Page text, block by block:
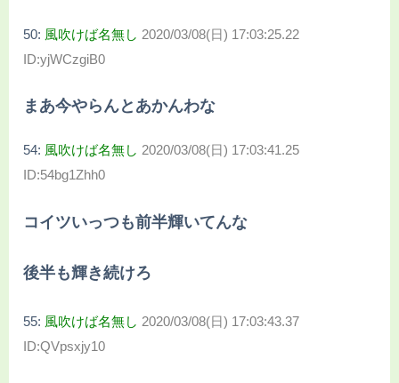
50: 風吹けば名無し 2020/03/08(日) 17:03:25.22
ID:yjWCzgiB0
まあ今やらんとあかんわな
54: 風吹けば名無し 2020/03/08(日) 17:03:41.25
ID:54bg1Zhh0
コイツいっつも前半輝いてんな
後半も輝き続けろ
55: 風吹けば名無し 2020/03/08(日) 17:03:43.37
ID:QVpsxjy10